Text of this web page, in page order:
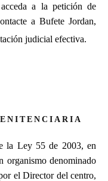
a la petición de
a Bufete Jordan,
judicial efectiva.
la Ley 55 de 2003, en
organismo denominado
el Director del centro,